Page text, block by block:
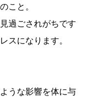
こと。
過ごされがちです
スになります。
うな影響を体に与